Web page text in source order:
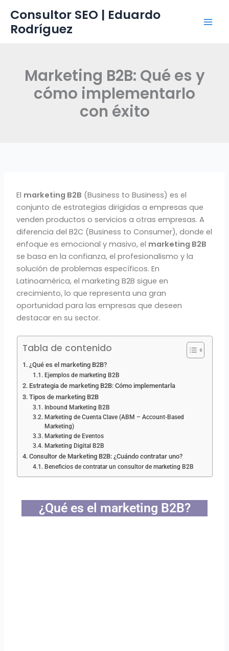
contenido
Consultor SEO | Eduardo
Rodríguez
Marketing B2B: Qué es y
cómo implementarlo
con éxito
El marketing B2B (Business to Business) es el
conjunto de estrategias dirigidas a empresas que
venden productos o servicios a otras empresas. A
diferencia del B2C (Business to Consumer), donde el
enfoque es emocional y masivo, el marketing B2B
se basa en la confianza, el profesionalismo y la
solución de problemas específicos. En
Latinoamérica, el marketing B2B sigue en
crecimiento, lo que representa una gran
oportunidad para las empresas que deseen
destacar en su sector.
Tabla de contenido
¿Qué es el marketing B2B?
Ejemplos de marketing B2B
Estrategia de marketing B2B: Cómo implementarla
Tipos de marketing B2B
Inbound Marketing B2B
Marketing de Cuenta Clave (ABM – Account-Based
Marketing)
Marketing de Eventos
Marketing Digital B2B
Consultor de Marketing B2B: ¿Cuándo contratar uno?
Beneficios de contratar un consultor de marketing B2B
¿Qué es el marketing B2B?